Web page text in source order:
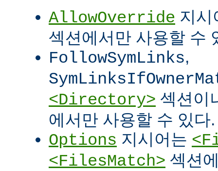
AllowOverride 지
섹션에서만 사용할 수
FollowSymLinks,
<Directory> 섹션이
에서만 사용할 수 있다.
Options 지시어는
<FilesMatch> 섹션